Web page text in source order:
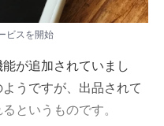
ビスを開始
が追加されていまし
うですが、出品されて
というものです。